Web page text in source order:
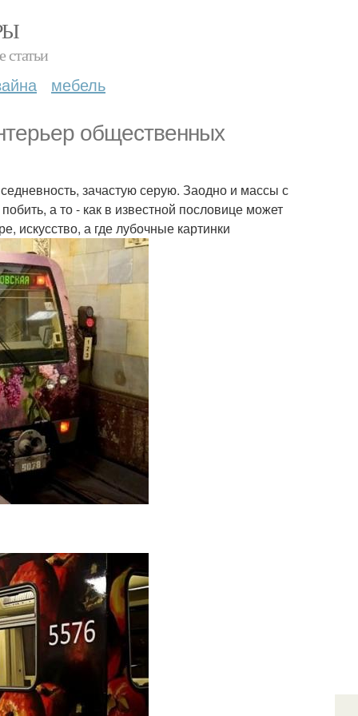
статьи
мебель
общественных
зачастую серую. Заодно и массы с
а то - как в известной пословице может
искусство, а где лубочные картинки